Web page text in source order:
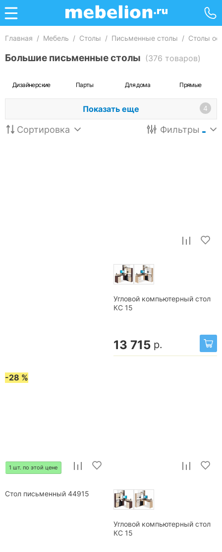
Главная / Мебель / Столы / Письменные столы / Столы
Большие письменные столы (376 товаров)
Дизайнерские Парты Для дома Прямые
Показать еще 4
Сортировка Фильтры
Угловой компьютерный стол
КС 15
13 715 р.
-28 %
1 шт. по этой цене
Стол письменный 44915
Угловой компьютерный стол
КС 15